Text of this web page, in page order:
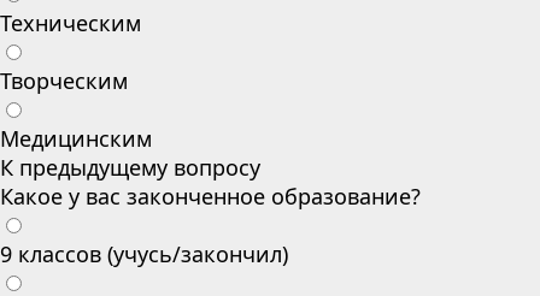
Техническим
Творческим
Медицинским
К предыдущему вопросу
Какое у вас законченное образование?
9 классов (учусь/закончил)